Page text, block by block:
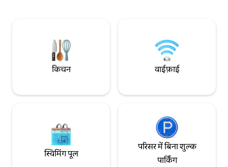
किचन वाईफ़ाई
स्विमिंग पूल
परिसर में बिना शुल्क
पार्किंग